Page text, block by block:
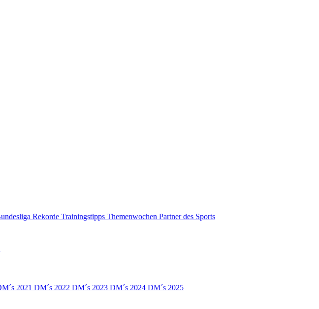
Rekorde Trainingstipps Themenwochen Partner des Sports
2021 DM´s 2022 DM´s 2023 DM´s 2024 DM´s 2025